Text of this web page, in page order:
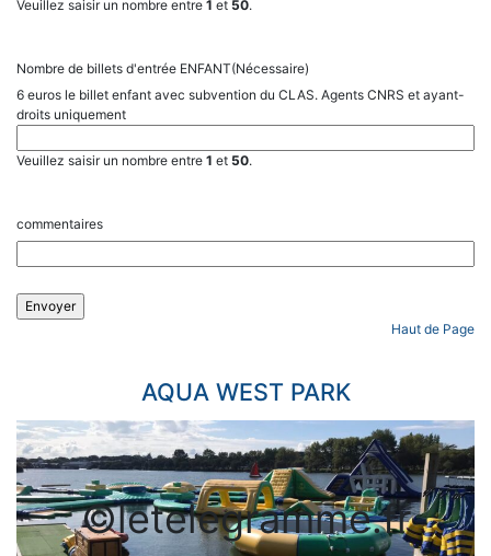
Veuillez saisir un nombre entre 1 et 50.
Nombre de billets d'entrée ENFANT(Nécessaire)
6 euros le billet enfant avec subvention du CLAS. Agents CNRS et ayant-
droits uniquement
Veuillez saisir un nombre entre 1 et 50.
commentaires
Haut de Page
AQUA WEST PARK
©letelegramme.fr